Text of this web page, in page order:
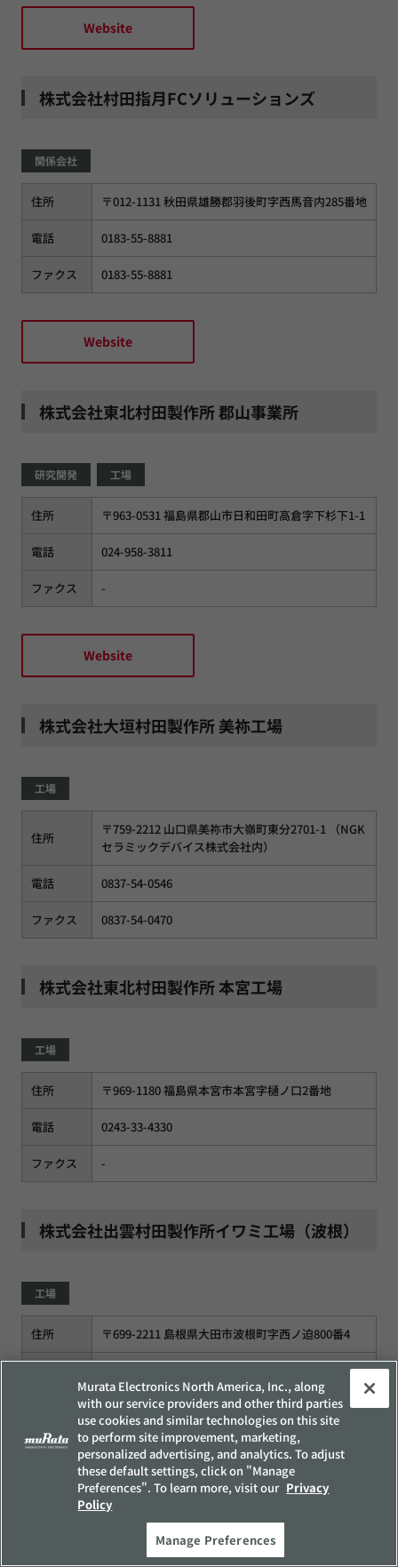
Website
株式会社村田指月FCソリューションズ
関係会社
住所 〒012-1131 秋田県雄勝郡羽後町字西馬音内285番地
電話 0183-55-8881
ファクス 0183-55-8881
Website
株式会社東北村田製作所 郡山事業所
研究開発 工場
住所 〒963-0531 福島県郡山市日和田町高倉字下杉下1-1
電話 024-958-3811
ファクス -
Website
株式会社大垣村田製作所 美祢工場
工場
住所
〒759-2212 山口県美祢市大嶺町東分2701-1 （NGK
セラミックデバイス株式会社内）
電話 0837-54-0546
ファクス 0837-54-0470
株式会社東北村田製作所 本宮工場
工場
住所 〒969-1180 福島県本宮市本宮字樋ノ口2番地
電話 0243-33-4330
ファクス -
株式会社出雲村田製作所イワミ工場（波根）
工場
住所 〒699-2211 島根県大田市波根町字西ノ迫800番4
-
株式会社岩手村田製作所 久慈工場
Murata Electronics North America, Inc., along
with our service providers and other third parties
use cookies and similar technologies on this site
to perform site improvement, marketing,
personalized advertising, and analytics. To adjust
these default settings, click on "Manage
Preferences". To learn more, visit our Privacy
Policy
Manage Preferences